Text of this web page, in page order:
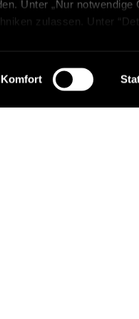
Unter „Nur
zulassen. Unter
.
Komfort